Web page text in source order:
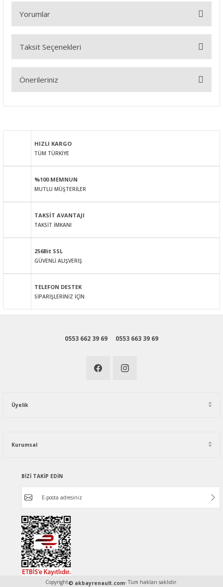
Yorumlar
Bu ürüne ilk yorumu siz yapın!
Taksit Seçenekleri
Önerileriniz
Görüş ve önerileriniz için teşekkür ederiz.
Ürün resmi kalitesiz, bozuk veya görüntülenemiyor.
Ürün bilgilerinde hatalar bulunuyor.
Bu ürüne benzer farklı alternatifler olmalı.
HIZLI KARGO
TÜM TÜRKİYE
%100 MEMNUN
MUTLU MÜŞTERİLER
TAKSİT AVANTAJI
TAKSİT İMKANI
256Bit SSL
GÜVENLİ ALIŞVERİŞ
TELEFON DESTEK
SİPARİŞLERİNİZ İÇİN
0553 662 39 69 0553 663 39 69
Üyelik
Kurumsal
BİZİ TAKİP EDİN
Copyright© akbayrenault.com- Tüm hakları saklıdır.